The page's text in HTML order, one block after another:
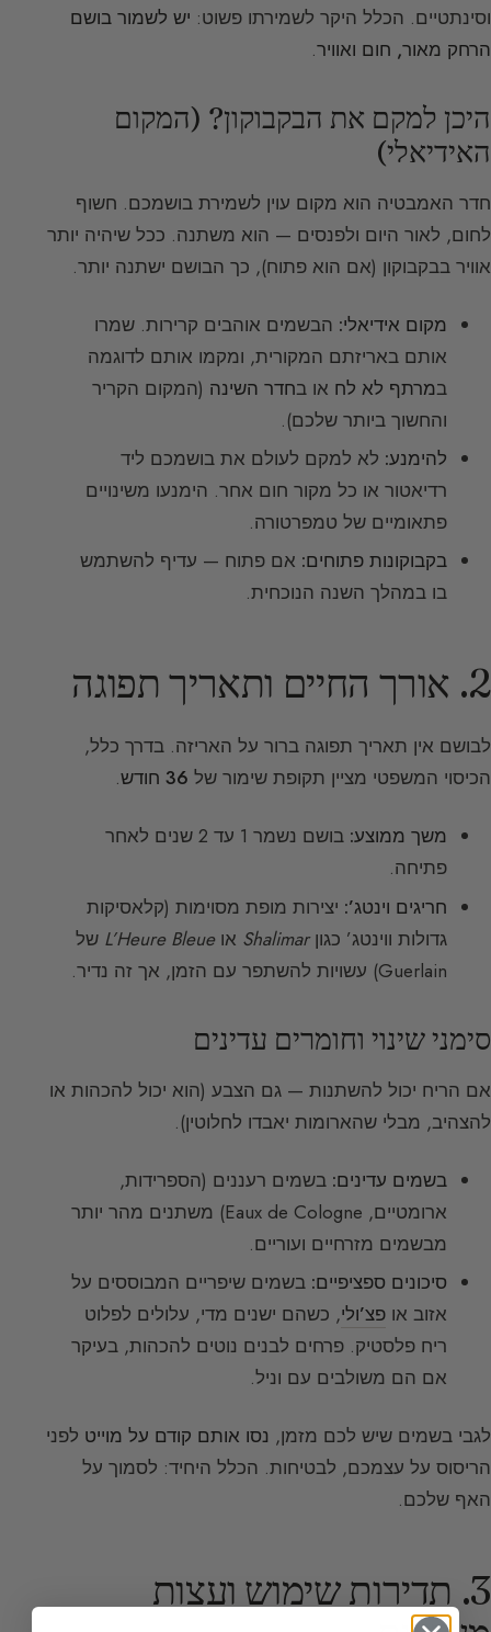
וסינתטיים. הכלל היקר לשמירתו פשוט: יש לשמור בושם
הרחק מאור, חום ואוויר.
היכן למקם את הבקבוקון? (המקום
האידיאלי)
חדר האמבטיה הוא מקום עוין לשמירת בושמכם. חשוף
לחום, לאור היום ולפנסים — הוא משתנה. ככל שיהיה יותר
אוויר בבקבוקון (אם הוא פתוח), כך הבושם ישתנה יותר.
מקום אידיאלי: הבשמים אוהבים קרירות. שמרו
אותם באריזתם המקורית, ומקמו אותם לדוגמה
במרתף לא לח או בחדר השינה (המקום הקריר
והחשוך ביותר שלכם).
להימנע: לא למקם לעולם את בושמכם ליד
רדיאטור או כל מקור חום אחר. הימנעו משינויים
פתאומיים של טמפרטורה.
בקבוקונות פתוחים: אם פתוח — עדיף להשתמש
בו במהלך השנה הנוכחית.
2. אורך החיים ותאריך תפוגה
לבושם אין תאריך תפוגה ברור על האריזה. בדרך כלל,
הכיסוי המשפטי מציין תקופת שימור של 36 חודש .
משך ממוצע:
בושם נשמר 1 עד 2 שנים לאחר
פתיחה.
חריגים וינטג’: יצירות מופת מסוימות (קלאסיקות
גדולות ווינטג’ כגוןShalimar אוL’Heure Bleue של
Guerlain) עשויות להשתפר עם הזמן, אך זה נדיר.
סימני שינוי וחומרים עדינים
אם הריח יכול להשתנות — גם הצבע (הוא יכול להכהות או
להצהיב, מבלי שהארומות יאבדו לחלוטין).
בשמים עדינים: בשמים רעננים (הספרידות,
ארומטיים, Eaux de Cologne) משתנים מהר יותר
מבשמים מזרחיים ועוריים.
סיכונים ספציפיים: בשמים שיפריים המבוססים על
אזוב או פצ’ולי, כשהם ישנים מדי, עלולים לפלוט
ריח פלסטיק. פרחים לבנים נוטים להכהות, בעיקר
אם הם משולבים עם וניל.
לגבי בשמים שיש לכם מזמן, נסו אותם קודם על מוייט לפני
הריסוס על עצמכם, לבטיחות. הכלל היחיד: לסמוך על
האף שלכם.
3. תדירות שימוש ועצות